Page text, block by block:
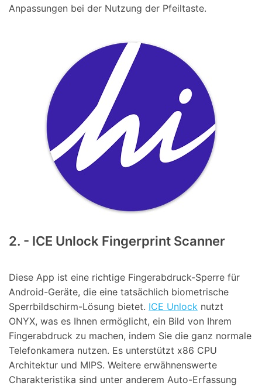
Anpassungen bei der Nutzung der Pfeiltaste.
2. - ICE Unlock Fingerprint Scanner
Diese App ist eine richtige Fingerabdruck-Sperre für
Android-Geräte, die eine tatsächlich biometrische
Sperrbildschirm-Lösung bietet. ICE Unlock nutzt
ONYX, was es Ihnen ermöglicht, ein Bild von Ihrem
Fingerabdruck zu machen, indem Sie die ganz normale
Telefonkamera nutzen. Es unterstützt x86 CPU
Architektur und MIPS. Weitere erwähnenswerte
Charakteristika sind unter anderem Auto-Erfassung